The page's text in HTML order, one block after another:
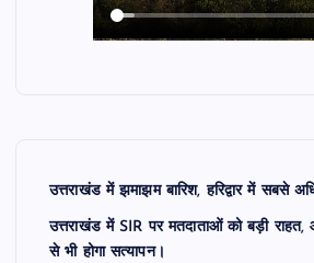
उत्तराखंड में झमाझम बारिश, हरिद्वार में सबसे
उत्तराखंड में SIR पर मतदाताओं को बड़ी राहत,
से भी होगा सत्यापन।